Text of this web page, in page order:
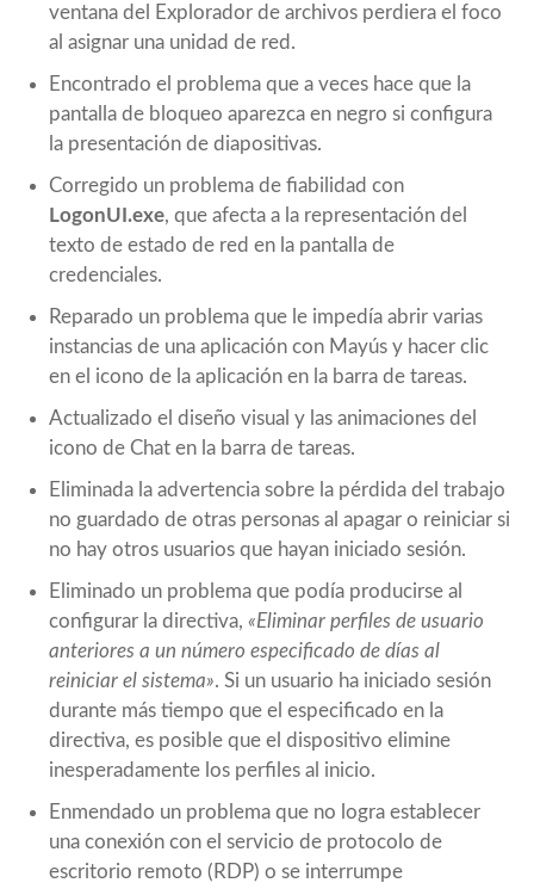
ventana del Explorador de archivos perdiera el foco
al asignar una unidad de red.
Encontrado el problema que a veces hace que la
pantalla de bloqueo aparezca en negro si configura
la presentación de diapositivas.
Corregido un problema de fiabilidad con
LogonUI.exe, que afecta a la representación del
texto de estado de red en la pantalla de
credenciales.
Reparado un problema que le impedía abrir varias
instancias de una aplicación con Mayús y hacer clic
en el icono de la aplicación en la barra de tareas.
Actualizado el diseño visual y las animaciones del
icono de Chat en la barra de tareas.
Eliminada la advertencia sobre la pérdida del trabajo
no guardado de otras personas al apagar o reiniciar si
no hay otros usuarios que hayan iniciado sesión.
Eliminado un problema que podía producirse al
configurar la directiva, «Eliminar perfiles de usuario
anteriores a un número especificado de días al
reiniciar el sistema». Si un usuario ha iniciado sesión
durante más tiempo que el especificado en la
directiva, es posible que el dispositivo elimine
inesperadamente los perfiles al inicio.
Enmendado un problema que no logra establecer
una conexión con el servicio de protocolo de
escritorio remoto (RDP) o se interrumpe